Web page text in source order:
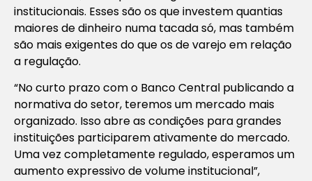
institucionais. Esses são os que investem quantias
maiores de dinheiro numa tacada só, mas também
são mais exigentes do que os de varejo em relação
a regulação.
“No curto prazo com o Banco Central publicando a
normativa do setor, teremos um mercado mais
organizado. Isso abre as condições para grandes
instituições participarem ativamente do mercado.
Uma vez completamente regulado, esperamos um
aumento expressivo de volume institucional”,